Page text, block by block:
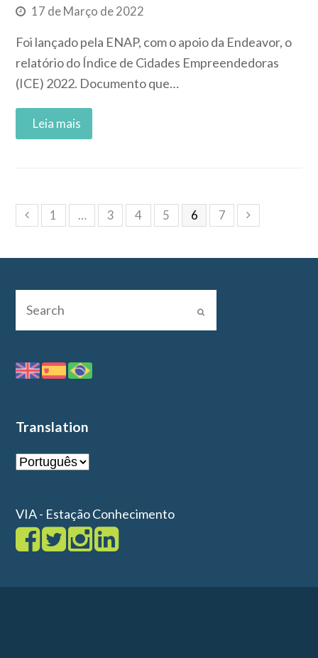
17 de Março de 2022
Foi lançado pela ENAP, com o apoio da Endeavor, o
relatório do Índice de Cidades Empreendedoras
(ICE) 2022. Documento que…
1 … 3 4 5 6 7
Translation
VIA - Estação Conhecimento